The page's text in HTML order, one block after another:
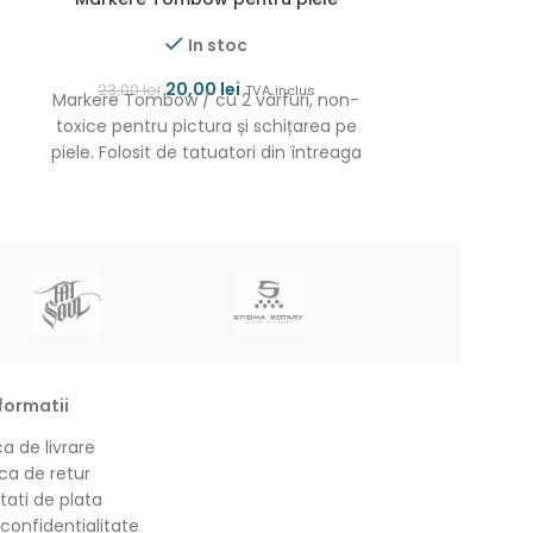
In stoc
23,00lei 20,00 lei TVA inclus
Markere Tombow / cu 2 vârfuri, non-
toxice pentru pictura și schițarea pe
piele. Folosit de tatuatori din întreaga
de livrare
de retur
de plata